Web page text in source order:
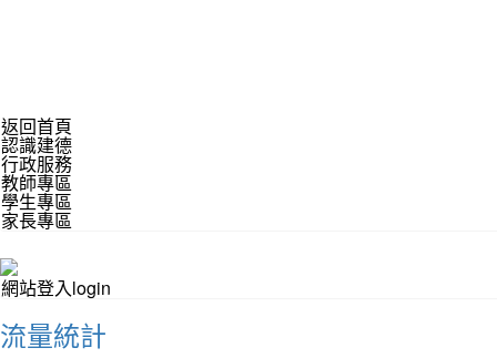
返回首頁
認識建德
行政服務
教師專區
學生專區
家長專區
網站登入login
流量統計